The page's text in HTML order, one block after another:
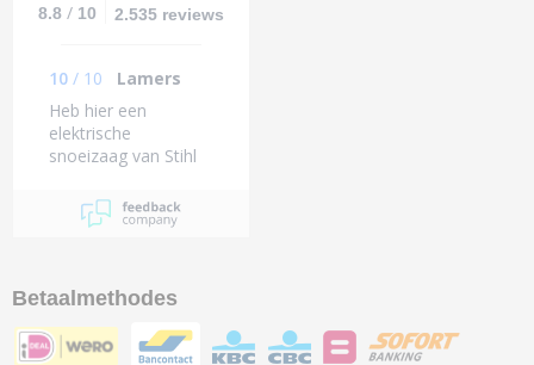
8.8 / 10 2.535 reviews
10 / 10
Lamers
Heb hier een
elektrische
snoeizaag van Stihl
een prijs waar ik
elders geen accu en
Betaalmethodes